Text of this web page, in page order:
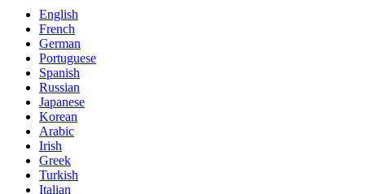
English
French
German
Portuguese
Spanish
Russian
Japanese
Korean
Arabic
Irish
Greek
Turkish
Italian